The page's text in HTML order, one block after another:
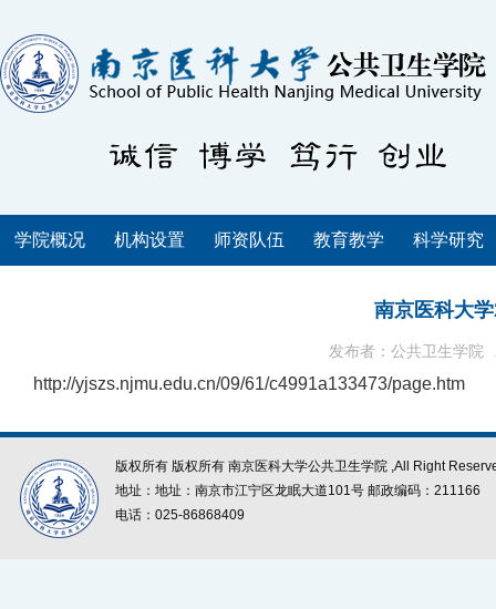
学院概况 机构设置 师资队伍 教育教学 科学研究
南京医科大
发布者：公共卫生学院
http://yjszs.njmu.edu.cn/09/61/c4991a133473/page.htm
版权所有 版权所有 南京医科大学公共卫生学院 ,All Right
地址：地址：南京市江宁区龙眠大道101号 邮政编码：211166
电话：025-86868409